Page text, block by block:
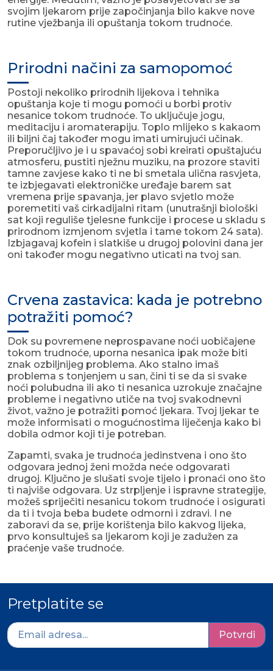
svojim ljekarom prije započinjanja bilo kakve nove
rutine vježbanja ili opuštanja tokom trudnoće.
Prirodni načini za samopomoć
Postoji nekoliko prirodnih lijekova i tehnika
opuštanja koje ti mogu pomoći u borbi protiv
nesanice tokom trudnoće. To uključuje jogu,
meditaciju i aromaterapiju. Toplo mlijeko s kakaom
ili biljni čaj također mogu imati umirujući učinak.
Preporučljivo je i u spavaćoj sobi kreirati opuštajuću
atmosferu, pustiti nježnu muziku, na prozore staviti
tamne zavjese kako ti ne bi smetala ulična rasvjeta,
te izbjegavati elektroničke uređaje barem sat
vremena prije spavanja, jer plavo svjetlo može
poremetiti vaš cirkadijalni ritam (unutrašnji biološki
sat koji reguliše tjelesne funkcije i procese u skladu s
prirodnom izmjenom svjetla i tame tokom 24 sata).
Izbjagavaj kofein i slatkiše u drugoj polovini dana jer
oni također mogu negativno uticati na tvoj san.
Crvena zastavica: kada je potrebno
potražiti pomoć?
Dok su povremene neprospavane noći uobičajene
tokom trudnoće, uporna nesanica ipak može biti
znak ozbiljnijeg problema. Ako stalno imaš
problema s tonjenjem u san, čini ti se da si svake
noći polubudna ili ako ti nesanica uzrokuje značajne
probleme i negativno utiče na tvoj svakodnevni
život, važno je potražiti pomoć ljekara. Tvoj ljekar te
može informisati o mogućnostima liječenja kako bi
dobila odmor koji ti je potreban.
Zapamti, svaka je trudnoća jedinstvena i ono što
odgovara jednoj ženi možda neće odgovarati
drugoj. Ključno je slušati svoje tijelo i pronaći ono što
ti najviše odgovara. Uz strpljenje i ispravne strategije,
možeš spriječiti nesanicu tokom trudnoće i osigurati
da ti i tvoja beba budete odmorni i zdravi. I ne
zaboravi da se, prije korištenja bilo kakvog lijeka,
prvo konsultuješ sa ljekarom koji je zadužen za
praćenje vaše trudnoće.
Pretplatite se
Potvrdi